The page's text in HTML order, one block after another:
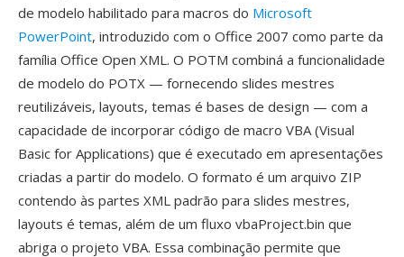
de modelo habilitado para macros do Microsoft
PowerPoint, introduzido com o Office 2007 como parte da
família Office Open XML. O POTM combiná a funcionalidade
de modelo do POTX — fornecendo slides mestres
reutilizáveis, layouts, temas é bases de design — com a
capacidade de incorporar código de macro VBA (Visual
Basic for Applications) que é executado em apresentações
criadas a partir do modelo. O formato é um arquivo ZIP
contendo às partes XML padrão para slides mestres,
layouts é temas, além de um fluxo vbaProject.bin que
abriga o projeto VBA. Essa combinação permite que